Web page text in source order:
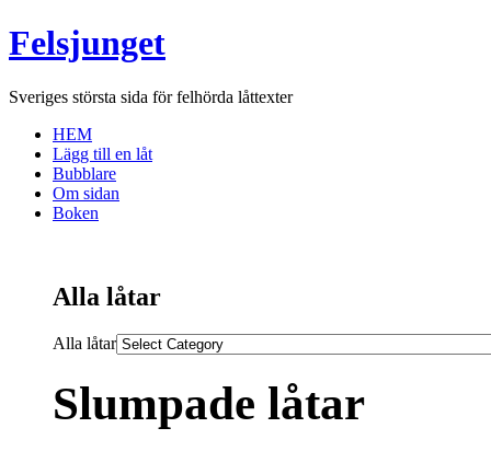
Felsjunget
Sveriges största sida för felhörda låttexter
HEM
Lägg till en låt
Bubblare
Om sidan
Boken
Alla låtar
Alla låtar
Slumpade låtar